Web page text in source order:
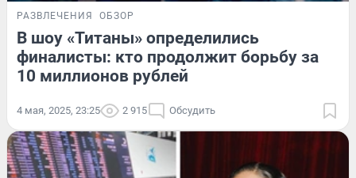
РАЗВЛЕЧЕНИЯ ОБЗОР
В шоу «Титаны» определились
финалисты: кто продолжит борьбу за
10 миллионов рублей
4 мая, 2025, 23:25 2 915 Обсудить